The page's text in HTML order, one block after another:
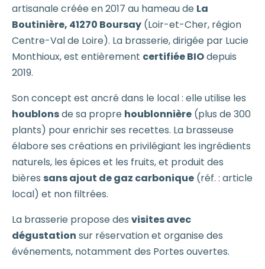
artisanale créée en 2017 au hameau de La
Boutinière, 41270 Boursay (Loir-et-Cher, région
Centre-Val de Loire). La brasserie, dirigée par Lucie
Monthioux, est entièrement certifiée BIOdepuis
2019.
Son concept est ancré dans le local : elle utilise les
houblonsde sa propre houblonnière (plus de 300
plants) pour enrichir ses recettes. La brasseuse
élabore ses créations en privilégiant les ingrédients
naturels, les épices et les fruits, et produit des
bières sans ajout de gaz carbonique (réf. : article
local) et non filtrées.
La brasserie propose des visites avec
dégustation sur réservation et organise des
événements, notamment des Portes ouvertes.